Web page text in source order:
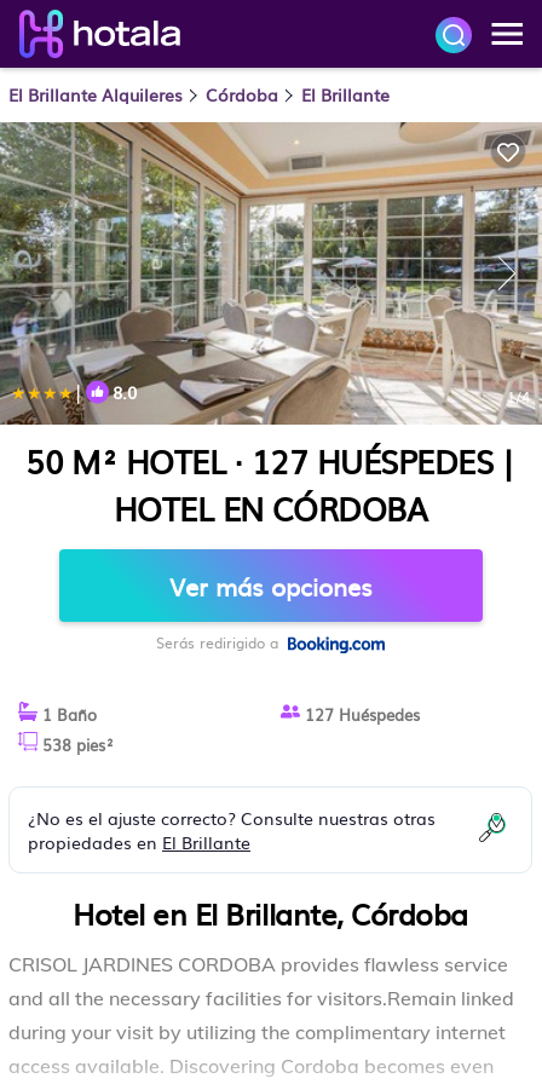
El Brillante Alquileres Córdoba El Brillante
| 8.0 1/4
50 M² HOTEL ∙ 127 HUÉSPEDES |
HOTEL EN CÓRDOBA
Ver más opciones
Serás redirigido a
1 Baño
127 Huéspedes
538 pies²
¿No es el ajuste correcto? Consulte nuestras otras
propiedades en El Brillante
Hotel en El Brillante, Córdoba
CRISOL JARDINES CORDOBA provides flawless service
and all the necessary facilities for visitors.Remain linked
during your visit by utilizing the complimentary internet
access available. Discovering Cordoba becomes even